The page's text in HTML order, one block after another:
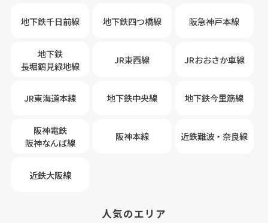
地下鉄千日前線 地下鉄四つ橋線 阪急神戸本線
地下鉄
長堀鶴見緑地線
JR東西線 JRおおさか車線
JR東海道本線 地下鉄中央線 地下鉄今里筋線
阪神電鉄
阪神なんば線
阪神本線 近鉄難波・奈良線
近鉄大阪線
人気のエリア